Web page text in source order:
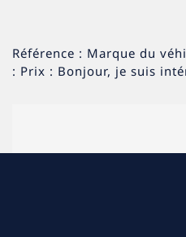
Référence : Marque du
: Prix : Bonjour, je suis